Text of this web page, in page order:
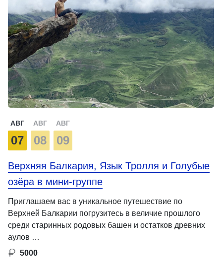
АВГ
07
АВГ
08
АВГ
09
Верхняя Балкария, Язык Тролля и Голубые
озёра в мини-группе
Приглашаем вас в уникальное путешествие по
Верхней Балкарии погрузитесь в величие прошлого
среди старинных родовых башен и остатков древних
аулов …
5000